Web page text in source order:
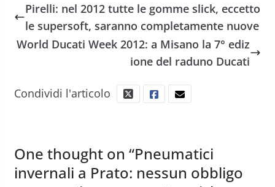
Pirelli: nel 2012 tutte le gomme slick, eccetto
le supersoft, saranno completamente nuove
World Ducati Week 2012: a Misano la 7° ediz
ione del raduno Ducati
Condividi l'articolo
One thought on “Pneumatici
invernali a Prato: nessun obbligo